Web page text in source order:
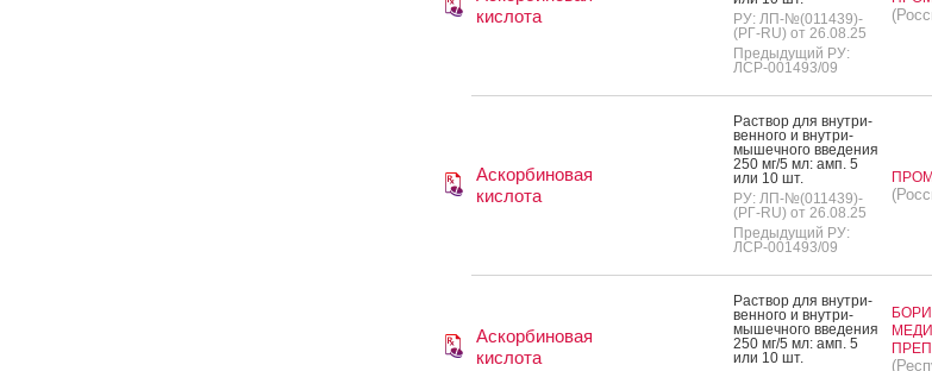
кислота
РУ: ЛП-№(011439)-
(РГ-RU) от 26.08.25
Предыдущий РУ:
ЛСР-001493/09
Аскорбиновая
кислота
Рас­твор для внут­ри­
вен­но­го и внут­ри­
мышеч­но­го вве­дения
250 мг/5 мл: амп. 5
или 10 шт.
РУ: ЛП-№(011439)-
(РГ-RU) от 26.08.25
Предыдущий РУ:
ЛСР-001493/09
Аскорбиновая
кислота
Рас­твор для внут­ри­
вен­но­го и внут­ри­
мышеч­но­го вве­дения
250 мг/5 мл: амп. 5
или 10 шт.